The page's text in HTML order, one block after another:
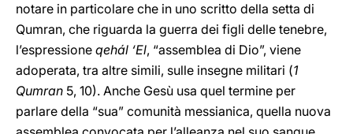
notare in particolare che in uno scritto della setta di
Qumran, che riguarda la guerra dei figli delle tenebre,
l’espressione qehál ‘El, “assemblea di Dio”, viene
adoperata, tra altre simili, sulle insegne militari (1
Qumran 5, 10). Anche Gesù usa quel termine per
parlare della “sua” comunità messianica, quella nuova